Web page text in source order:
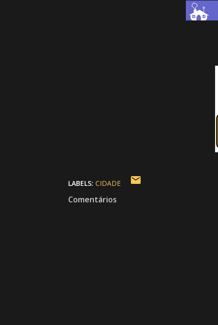
LABELS: CIDADE
Comentários